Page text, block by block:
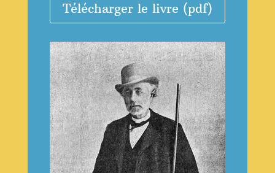
Télécharger le livre (pdf)